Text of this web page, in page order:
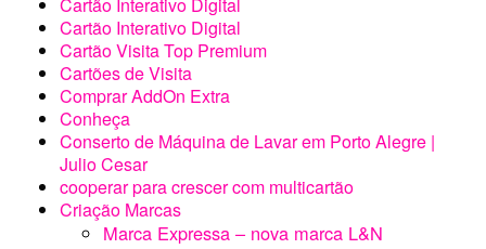
Cartão Interativo Digital
Cartão Visita Top Premium
Cartões de Visita
Comprar AddOn Extra
Conheça
Conserto de Máquina de Lavar em Porto Alegre |
Julio Cesar
cooperar para crescer com multicartão
Criação Marcas
Marca Expressa – nova marca L&N